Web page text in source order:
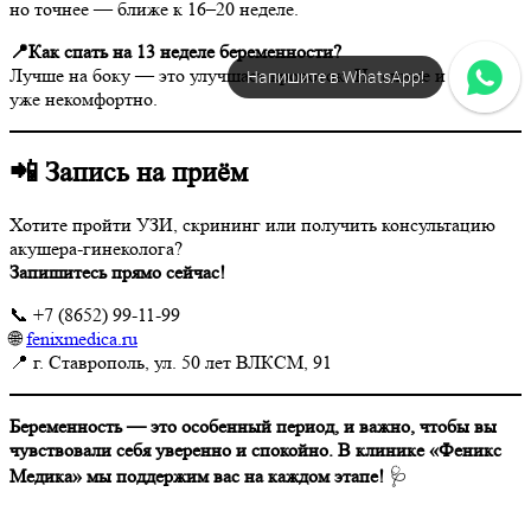
но точнее — ближе к 16–20 неделе.
📍Как спать на 13 неделе беременности?
Лучше на боку — это улучшает кровоток. На спине и животе
уже некомфортно.
📲 Запись на приём
Хотите пройти УЗИ, скрининг или получить консультацию
акушера-гинеколога?
Запишитесь прямо сейчас!
📞 +7 (8652) 99-11-99
🌐fenixmedica.ru
📍 г. Ставрополь, ул. 50 лет ВЛКСМ, 91
Беременность — это особенный период, и важно, чтобы вы
чувствовали себя уверенно и спокойно. В клинике «Феникс
Медика» мы поддержим вас на каждом этапе! 🩺
Напишите в WhatsApp!